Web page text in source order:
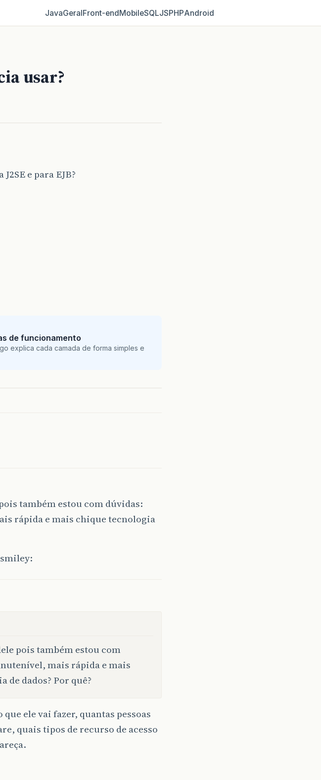
JavaGeralFront‑endMobileSQLJSPHPAndroid
usar?
e para EJB?
de funcionamento
explica cada camada de forma simples e
também estou com dúvidas:
rápida e mais chique tecnologia
pois também estou com
mais rápida e mais
dados? Por quê?
ele vai fazer, quantas pessoas
quais tipos de recurso de acesso